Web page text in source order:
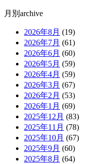
月別archive
2026年8月 (19)
2026年7月 (61)
2026年6月 (60)
2026年5月 (59)
2026年4月 (59)
2026年3月 (67)
2026年2月 (53)
2026年1月 (69)
2025年12月 (83)
2025年11月 (78)
2025年10月 (67)
2025年9月 (60)
2025年8月 (64)